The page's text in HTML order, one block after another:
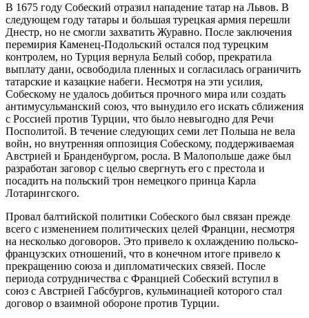
В 1675 году Собеский отразил нападение татар на Львов. В
следующем году татары и большая турецкая армия перешли
Днестр, но не смогли захватить Журавно. После заключения
перемирия Каменец-Подольский остался под турецким
контролем, но Турция вернула Белый собор, прекратила
выплату дани, освободила пленных и согласилась ограничить
татарские и казацкие набеги. Несмотря на эти усилия,
Собескому не удалось добиться прочного мира или создать
антимусульманский союз, что вынудило его искать сближения
с Россией против Турции, что было невыгодно для Речи
Посполитой. В течение следующих семи лет Польша не вела
войн, но внутренняя оппозиция Собескому, поддерживаемая
Австрией и Бранденбургом, росла. В Малопольше даже был
разработан заговор с целью свергнуть его с престола и
посадить на польский трон немецкого принца Карла
Лотарингского.
Провал балтийской политики Собеского был связан прежде
всего с изменением политических целей Франции, несмотря
на несколько договоров. Это привело к охлаждению польско-
французских отношений, что в конечном итоге привело к
прекращению союза и дипломатических связей. После
периода сотрудничества с Францией Собеский вступил в
союз с Австрией Габсбургов, кульминацией которого стал
договор о взаимной обороне против Турции.